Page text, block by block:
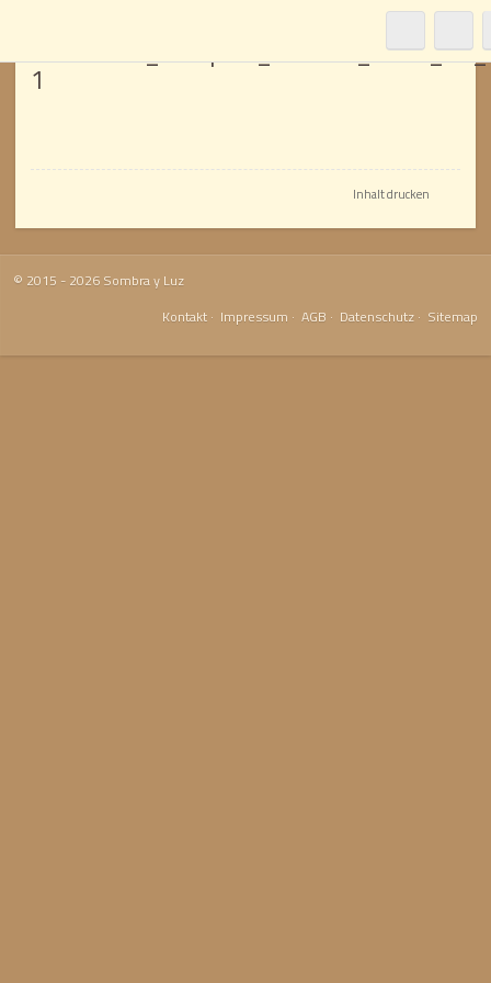
1
Inhalt drucken
© 2015 - 2026 Sombra y Luz
Kontakt· Impressum · AGB · Datenschutz· Sitemap